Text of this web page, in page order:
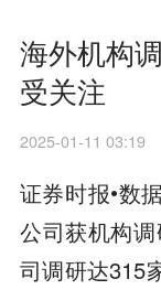
海外机构
受关注
2025-01-11 03:19
证券时报•数
公司获机构
司调研达315